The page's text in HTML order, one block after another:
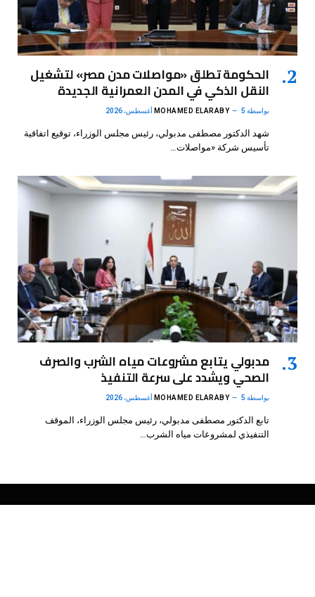
الحكومة تطلق «مواصلات مدن مصر» لتشغيل
النقل الذكي في المدن العمرانية الجديدة
بواسطة MOHAMED ELARABY 5 أغسطس، 2026
شهد الدكتور مصطفى مدبولي، رئيس مجلس الوزراء، توقيع اتفاقية
تأسيس شركة «مواصلات…
مدبولي يتابع مشروعات مياه الشرب والصرف
الصحي ويشدد على سرعة التنفيذ
بواسطة MOHAMED ELARABY 5 أغسطس، 2026
تابع الدكتور مصطفى مدبولي، رئيس مجلس الوزراء، الموقف
التنفيذي لمشروعات مياه الشرب…